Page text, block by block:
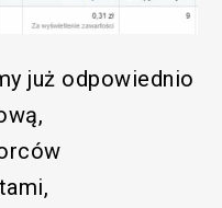
już odpowiednio